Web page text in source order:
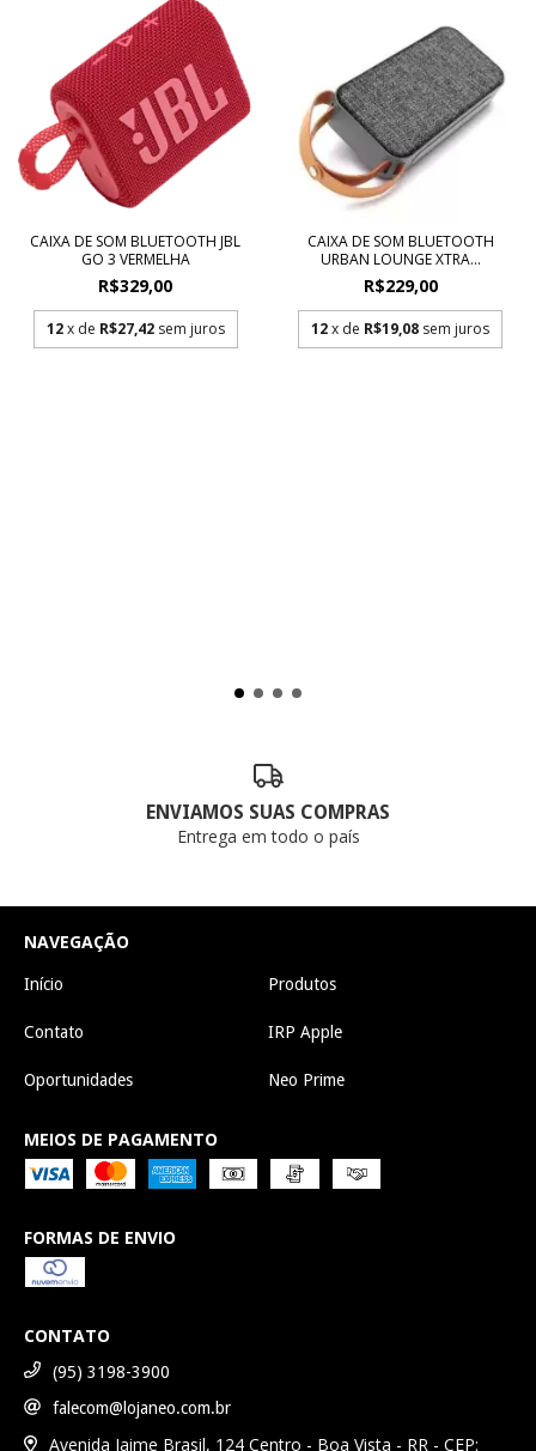
CAIXA DE SOM BLUETOOTH JBL
GO 3 VERMELHA
R$329,00
12x de R$27,42 sem juros
CAIXA DE SOM BLUETOOTH
URBAN LOUNGE XTRA...
R$229,00
12x de R$19,08 sem juros
ENVIAMOS SUAS COMPRAS
Entrega em todo o país
NAVEGAÇÃO
Início Produtos
Contato IRP Apple
Oportunidades Neo Prime
MEIOS DE PAGAMENTO
FORMAS DE ENVIO
CONTATO
(95) 3198-3900
falecom@lojaneo.com.br
Avenida Jaime Brasil, 124 Centro - Boa Vista - RR - CEP: